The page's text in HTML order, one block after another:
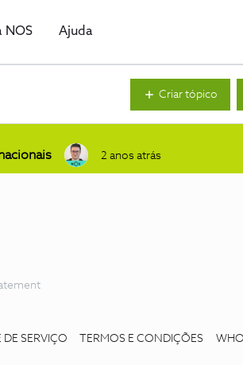
NOS Ajuda
Criar tópico
2 anos atrás
SERVIÇO TERMOS E CONDIÇÕES